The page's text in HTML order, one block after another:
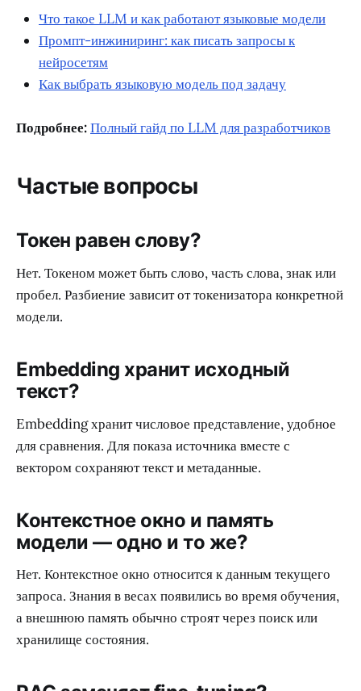
Что такое LLM и как работают языковые модели
Промпт-инжиниринг: как писать запросы к
нейросетям
Как выбрать языковую модель под задачу
Подробнее:Полный гайд по LLM для разработчиков
Частые вопросы
Токен равен слову?
Нет. Токеном может быть слово, часть слова, знак или
пробел. Разбиение зависит от токенизатора конкретной
модели.
Embedding хранит исходный
текст?
Embedding хранит числовое представление, удобное
для сравнения. Для показа источника вместе с
вектором сохраняют текст и метаданные.
Контекстное окно и память
модели — одно и то же?
Нет. Контекстное окно относится к данным текущего
запроса. Знания в весах появились во время обучения,
а внешнюю память обычно строят через поиск или
хранилище состояния.